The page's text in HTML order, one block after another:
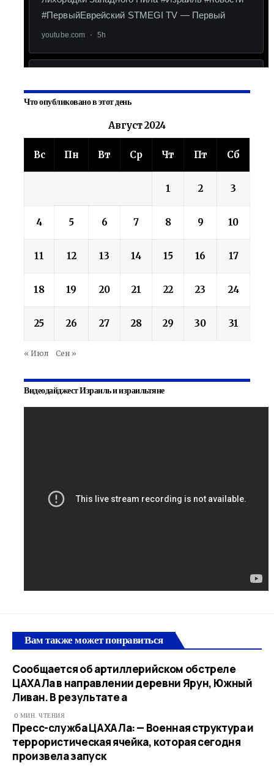
Что опубликовано в этот день
Август 2024
Вс Пн Вт Ср Чт Пт Сб
1 2 3
4 5 6 7 8 9 10
11 12 13 14 15 16 17
18 19 20 21 22 23 24
25 26 27 28 29 30 31
« Июл Сен »
Видеодайджест Израиль и израильтяне
Вам также может понравиться
Сообщается об артиллерийском обстреле
ЦАХАЛа в направлении деревни Ярун, Южный
Ливан. В результате а
0 МИН. ЧТЕНИЯ
Пресс-служба ЦАХАЛа: — Военная структура и
террористическая ячейка, которая сегодня
произвела запуск